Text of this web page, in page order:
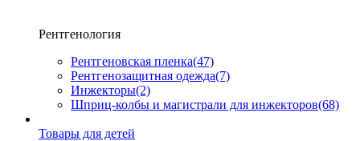
Рентгенология
Рентгеновская пленка(47)
Рентгенозащитная одежда(7)
Инжекторы(2)
Шприц-колбы и магистрали для инжекторов(68)
Товары для детей